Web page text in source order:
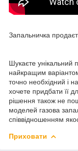
Запальничка
Шукаєте унікальний
найкращим
точно необхідний і
хочете придбати її
рішення також не
моделей газова
співвідношенням
Приховати